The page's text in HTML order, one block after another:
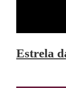
Estrela